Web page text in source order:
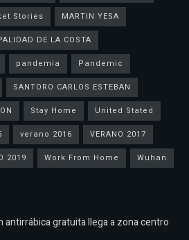
Stories
MARTIN YESA
DE LA COSTA
pandemia
Pandemic
SANTORO CARLOS ESTEBAN
Stay Home
United Stated
verano 2016
VERANO 2017
2019 Work From Home Wuhan
antirrábica gratuita llega a zona centro